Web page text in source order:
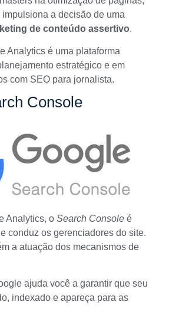
a decisão de uma
de conteúdo assertivo.
Analytics é uma plataforma
estratégico e em
com SEO para jornalista.
Console
Analytics, o Search Console é
conduz os gerenciadores do site.
a atuação dos mecanismos de
ajuda você a garantir que seu
indexado e apareça para as